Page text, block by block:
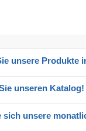
unsere Produkte
unseren Katalog!
unsere monatlichen